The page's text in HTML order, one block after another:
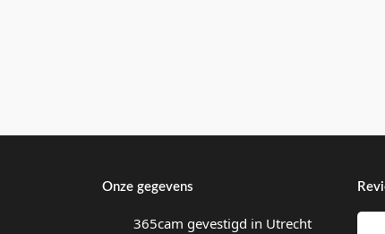
Onze gegevens
365cam gevestigd in Utrecht